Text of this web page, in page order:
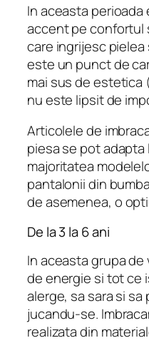
In aceasta
accent pe confortul
care ingrijesc pielea
este un punct de
mai sus de
nu este lipsit de
Articolele de
piesa se pot
majoritatea
pantalonii din
de asemenea, o
De la 3 la 6 ani
In aceasta grupa
de energie si tot ce
alerge, sa sara si
jucandu-se.
realizata din